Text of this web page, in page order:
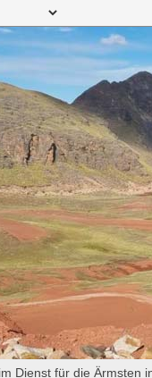
Dienst für die Ärmsten